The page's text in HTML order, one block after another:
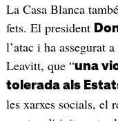
La Casa Blanca
fets. El president
l’atac i ha assegurat
Leavitt, que “una
tolerada als
les xarxes socials, el